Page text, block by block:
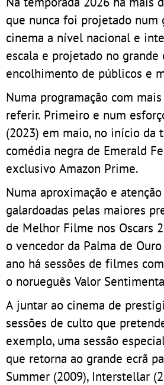
que nunca foi projetado num
cinema a nível nacional e
escala e projetado no
encolhimento de públicos e
Numa programação com
referir. Primeiro e num
(2023) em maio, no início da
comédia negra de Emerald
exclusivo Amazon Prime.
Numa aproximação e
galardoadas pelas maiores
de Melhor Filme nos Oscars
o vencedor da Palma de
ano há sessões de filmes
o norueguês Valor
A juntar ao cinema de
sessões de culto que
exemplo, uma sessão
que retorna ao grande ecrã
Summer (2009), Interstellar